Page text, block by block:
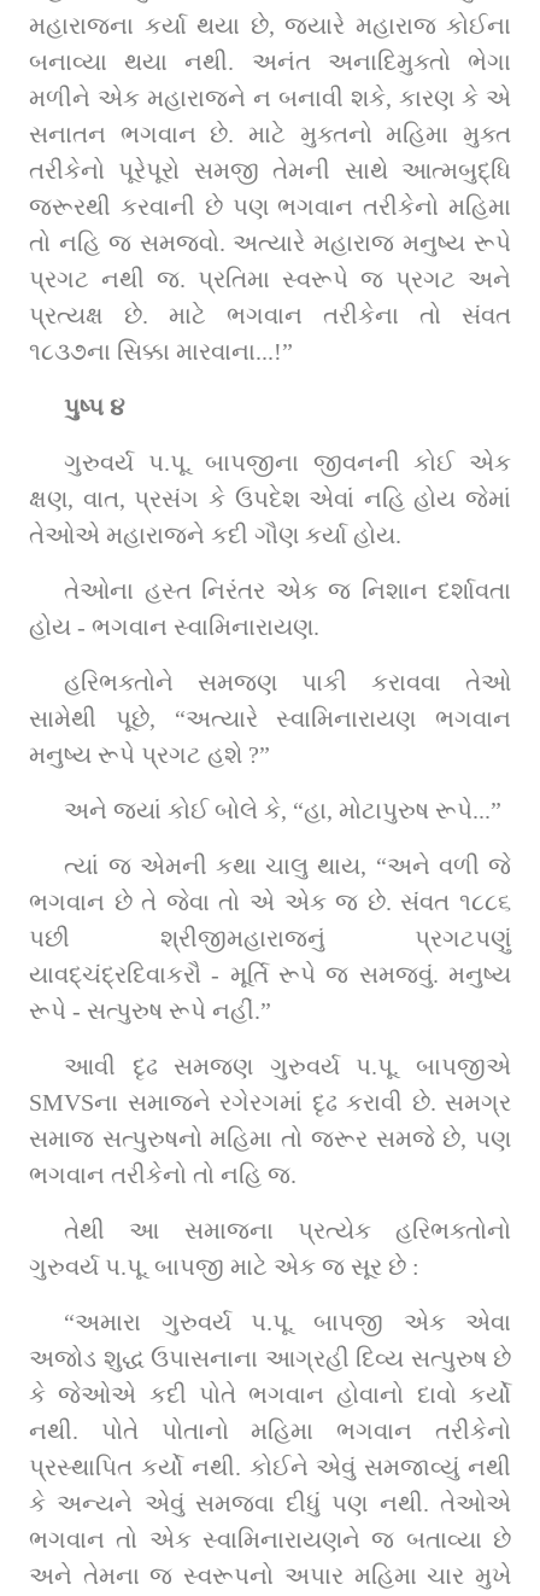
મહારાજના કર્યા થયા છે, જ્યારે મહારાજ કોઈના
બનાવ્યા થયા નથી. અનંત અનાદિમુક્તો ભેગા
મળીને એક મહારાજને ન બનાવી શકે, કારણ કે એ
સનાતન ભગવાન છે. માટે મુક્તનો મહિમા મુક્ત
તરીકેનો પૂરેપૂરો સમજી તેમની સાથે આત્મબુદ્ધિ
જરૂરથી કરવાની છે પણ ભગવાન તરીકેનો મહિમા
તો નહિ જ સમજવો. અત્યારે મહારાજ મનુષ્ય રૂપે
પ્રગટ નથી જ. પ્રતિમા સ્વરૂપે જ પ્રગટ અને
પ્રત્યક્ષ છે. માટે ભગવાન તરીકેના તો સંવત
૧૮૩૭ના સિક્કા મારવાના...!”
પુષ્પ ૪
ગુરુવર્ય પ.પૂ. બાપજીના જીવનની કોઈ એક
ક્ષણ, વાત, પ્રસંગ કે ઉપદેશ એવાં નહિ હોય જેમાં
તેઓએ મહારાજને કદી ગૌણ કર્યા હોય.
તેઓના હસ્ત નિરંતર એક જ નિશાન દર્શાવતા
હોય - ભગવાન સ્વામિનારાયણ.
હરિભક્તોને સમજણ પાકી કરાવવા તેઓ
સામેથી પૂછે, “અત્યારે સ્વામિનારાયણ ભગવાન
મનુષ્ય રૂપે પ્રગટ હશે ?”
અને જ્યાં કોઈ બોલે કે, “હા, મોટાપુરુષ રૂપે...”
ત્યાં જ એમની કથા ચાલુ થાય, “અને વળી જે
ભગવાન છે તે જેવા તો એ એક જ છે. સંવત ૧૮૮૬
પછી શ્રીજીમહારાજનું પ્રગટપણું
યાવદ્‌ચંદ્રદિવાકરૌ - મૂર્તિ રૂપે જ સમજવું. મનુષ્ય
રૂપે - સત્પુરુષ રૂપે નહીં.”
આવી દૃઢ સમજણ ગુરુવર્ય પ.પૂ. બાપજીએ
SMVSના સમાજને રગેરગમાં દૃઢ કરાવી છે. સમગ્ર
સમાજ સત્પુરુષનો મહિમા તો જરૂર સમજે છે, પણ
ભગવાન તરીકેનો તો નહિ જ.
તેથી આ સમાજના પ્રત્યેક હરિભક્તોનો
ગુરુવર્ય પ.પૂ. બાપજી માટે એક જ સૂર છે :
“અમારા ગુરુવર્ય પ.પૂ. બાપજી એક એવા
અજોડ શુદ્ધ ઉપાસનાના આગ્રહી દિવ્ય સત્પુરુષ છે
કે જેઓએ કદી પોતે ભગવાન હોવાનો દાવો કર્યો
નથી. પોતે પોતાનો મહિમા ભગવાન તરીકેનો
પ્રસ્થાપિત કર્યો નથી. કોઈને એવું સમજાવ્યું નથી
કે અન્યને એવું સમજવા દીધું પણ નથી. તેઓએ
ભગવાન તો એક સ્વામિનારાયણને જ બતાવ્યા છે
અને તેમના જ સ્વરૂપનો અપાર મહિમા ચાર મુખે